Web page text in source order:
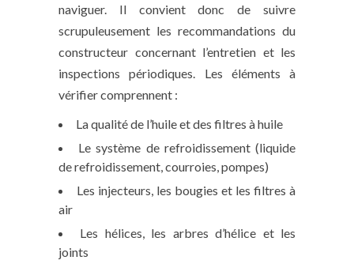
naviguer. Il convient donc de suivre
scrupuleusement les recommandations du
constructeur concernant l’entretien et les
inspections périodiques. Les éléments à
vérifier comprennent :
La qualité de l’huile et des filtres à huile
Le système de refroidissement (liquide
de refroidissement, courroies, pompes)
Les injecteurs, les bougies et les filtres à
air
Les hélices, les arbres d’hélice et les
joints